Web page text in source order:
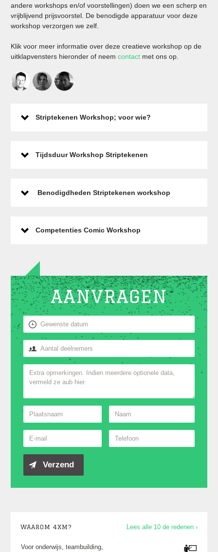
andere workshops en/of voorstellingen) doen we een scherp en
vrijblijvend prijsvoorstel. De benodigde apparatuur voor deze
workshop verzorgen we zelf.
Klik voor meer informatie over deze creatieve workshop op de
uitklapvensters hieronder of neemcontact met ons op.
Striptekenen Workshop; voor wie?
Tijdsduur Workshop Striptekenen
Benodigdheden Striptekenen workshop
Competenties Comic Workshop
AANVRAGEN
Lees alle 10 de redenen ›
WAAROM 4XM?
Voor onderwijs, teambuilding,